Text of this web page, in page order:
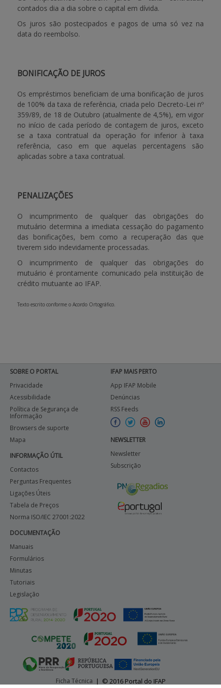
contados dia a dia sobre o capital em dívida.
Os juros são postecipados e pagos de uma só vez na
data do reembolso.
BONIFICAÇÃO DE JUROS
Os empréstimos beneficiam de uma bonificação de juros
de 100% da taxa de referência, criada pelo Decreto-Lei nº
359/89, de 18 de Outubro (atualmente de 4,5%), em vigor
no início de cada período de contagem de juros, exceto
se a taxa contratual da operação for inferior à taxa
referência, caso em que aquelas percentagens são
aplicadas sobre a taxa contratual.
PENALIZAÇÕES
O incumprimento de qualquer das obrigações do
mutuário determina a imediata cessação do pagamento
das bonificações, bem como a recuperação das que
tiverem sido indevidamente processadas.
O incumprimento de qualquer das obrigações do
mutuário é prontamente comunicado pela instituição de
crédito mutuante ao IFAP.
Texto escrito conforme o Acordo Ortográfico.
SOBRE O PORTAL
Privacidade
Acessibilidade
Política de Segurança de
Informação
Browsers de suporte
Mapa
INFORMAÇÃO ÚTIL
Contactos
Perguntas Frequentes
Ligações Úteis
Tabela de Preços
Norma ISO/IEC 27001:2022
DOCUMENTAÇÃO
Manuais
Formulários
Minutas
Tutoriais
Legislação
IFAP MAIS PERTO
App IFAP Mobile
Denúncias
RSS Feeds
NEWSLETTER
Newsletter
Subscrição
Ficha Técnica | © 2016 Portal do IFAP